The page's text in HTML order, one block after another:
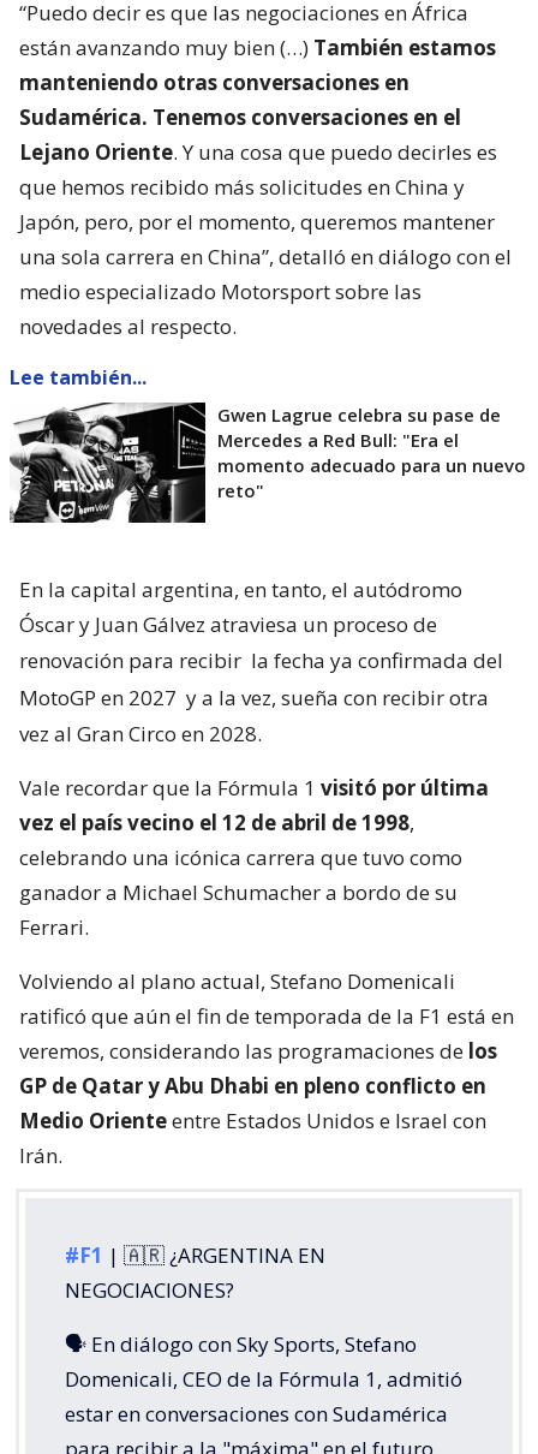
“Puedo decir es que las negociaciones en África
están avanzando muy bien (…) También estamos
manteniendo otras conversaciones en
Sudamérica. Tenemos conversaciones en el
Lejano Oriente. Y una cosa que puedo decirles es
que hemos recibido más solicitudes en China y
Japón, pero, por el momento, queremos mantener
una sola carrera en China”, detalló en diálogo con el
medio especializado Motorsport sobre las
novedades al respecto.
Lee también...
Gwen Lagrue celebra su pase de
Mercedes a Red Bull: "Era el
momento adecuado para un nuevo
reto"
En la capital argentina, en tanto, el autódromo
Óscar y Juan Gálvez atraviesa un proceso de
renovación para recibir la fecha ya confirmada del
MotoGP en 2027 y a la vez, sueña con recibir otra
vez al Gran Circo en 2028.
Vale recordar que la Fórmula 1 visitó por última
vez el país vecino el 12 de abril de 1998,
celebrando una icónica carrera que tuvo como
ganador a Michael Schumacher a bordo de su
Ferrari.
Volviendo al plano actual, Stefano Domenicali
ratificó que aún el fin de temporada de la F1 está en
veremos, considerando las programaciones de los
GP de Qatar y Abu Dhabi en pleno conflicto en
Medio Orienteentre Estados Unidos e Israel con
Irán.
#F1 | 🇦🇷 ¿ARGENTINA EN
NEGOCIACIONES?
🗣️ En diálogo con Sky Sports, Stefano
Domenicali, CEO de la Fórmula 1, admitió
estar en conversaciones con Sudamérica